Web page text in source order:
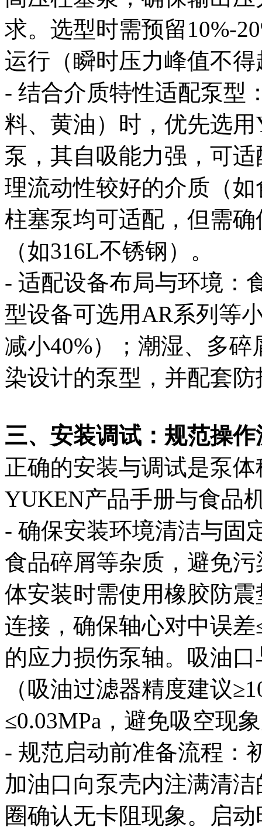
求。选型时需预留10%-
运行（瞬时压力峰值不
- 结合介质特性适配泵型
料、黄油）时，优先选
泵，其自吸能力强，可适
理流动性较好的介质（
柱塞泵均可适配，但需
（如316L不锈钢）。
- 适配设备布局与环境：
型设备可选用AR系列等
减小40%）；潮湿、多
染设计的泵型，并配套
三、安装调试：规范操
正确的安装与调试是泵
YUKEN产品手册与食品
- 确保安装环境清洁与固
食品碎屑等杂质，避免
体安装时需使用橡胶防
连接，确保轴心对中误
的应力损伤泵轴。吸油
（吸油过滤器精度建议
≤0.03MPa，避免吸空现
- 规范启动前准备流程：
加油口向泵壳内注满清
圈确认无卡阻现象。启